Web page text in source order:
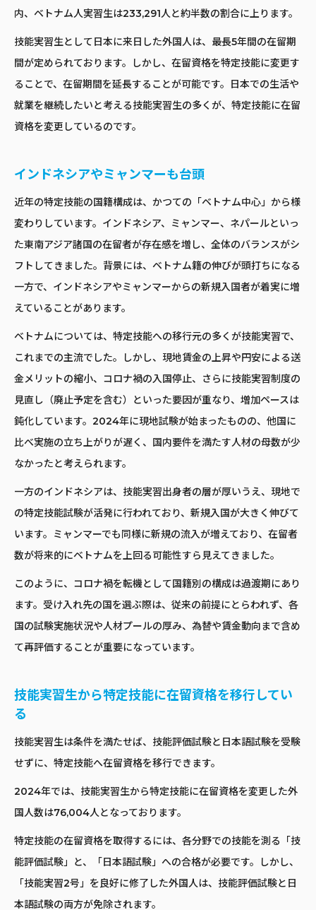
内、ベトナム人実習生は233,291人と約半数の割合に上ります。
技能実習生として日本に来日した外国人は、最長5年間の在留期
間が定められております。しかし、在留資格を特定技能に変更す
ることで、在留期間を延長することが可能です。日本での生活や
就業を継続したいと考える技能実習生の多くが、特定技能に在留
資格を変更しているのです。
インドネシアやミャンマーも台頭
近年の特定技能の国籍構成は、かつての「ベトナム中心」から様
変わりしています。インドネシア、ミャンマー、ネパールといっ
た東南アジア諸国の在留者が存在感を増し、全体のバランスがシ
フトしてきました。背景には、ベトナム籍の伸びが頭打ちになる
一方で、インドネシアやミャンマーからの新規入国者が着実に増
えていることがあります。
ベトナムについては、特定技能への移行元の多くが技能実習で、
これまでの主流でした。しかし、現地賃金の上昇や円安による送
金メリットの縮小、コロナ禍の入国停止、さらに技能実習制度の
見直し（廃止予定を含む）といった要因が重なり、増加ペースは
鈍化しています。2024年に現地試験が始まったものの、他国に
比べ実施の立ち上がりが遅く、国内要件を満たす人材の母数が少
なかったと考えられます。
一方のインドネシアは、技能実習出身者の層が厚いうえ、現地で
の特定技能試験が活発に行われており、新規入国が大きく伸びて
います。ミャンマーでも同様に新規の流入が増えており、在留者
数が将来的にベトナムを上回る可能性すら見えてきました。
このように、コロナ禍を転機として国籍別の構成は過渡期にあり
ます。受け入れ先の国を選ぶ際は、従来の前提にとらわれず、各
国の試験実施状況や人材プールの厚み、為替や賃金動向まで含め
て再評価することが重要になっています。
技能実習生から特定技能に在留資格を移行してい
る
技能実習生は条件を満たせば、技能評価試験と日本語試験を受験
せずに、特定技能へ在留資格を移行できます。
2024年では、技能実習生から特定技能に在留資格を変更した外
国人数は76,004人となっております。
特定技能の在留資格を取得するには、各分野での技能を測る「技
能評価試験」と、「日本語試験」への合格が必要です。しかし、
「技能実習2号」を良好に修了した外国人は、技能評価試験と日
本語試験の両方が免除されます。